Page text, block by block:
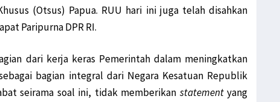
(Otsus) Papua. RUU hari ini juga telah disahkan
Paripurna DPR RI.
dari kerja keras Pemerintah dalam meningkatkan
bagian integral dari Negara Kesatuan Republik
seirama soal ini, tidak memberikan statementyang